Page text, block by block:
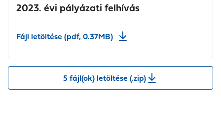
2023. évi pályázati felhívás
Fájl letöltése (pdf, 0.37MB)
5 fájl(ok) letöltése (.zip)